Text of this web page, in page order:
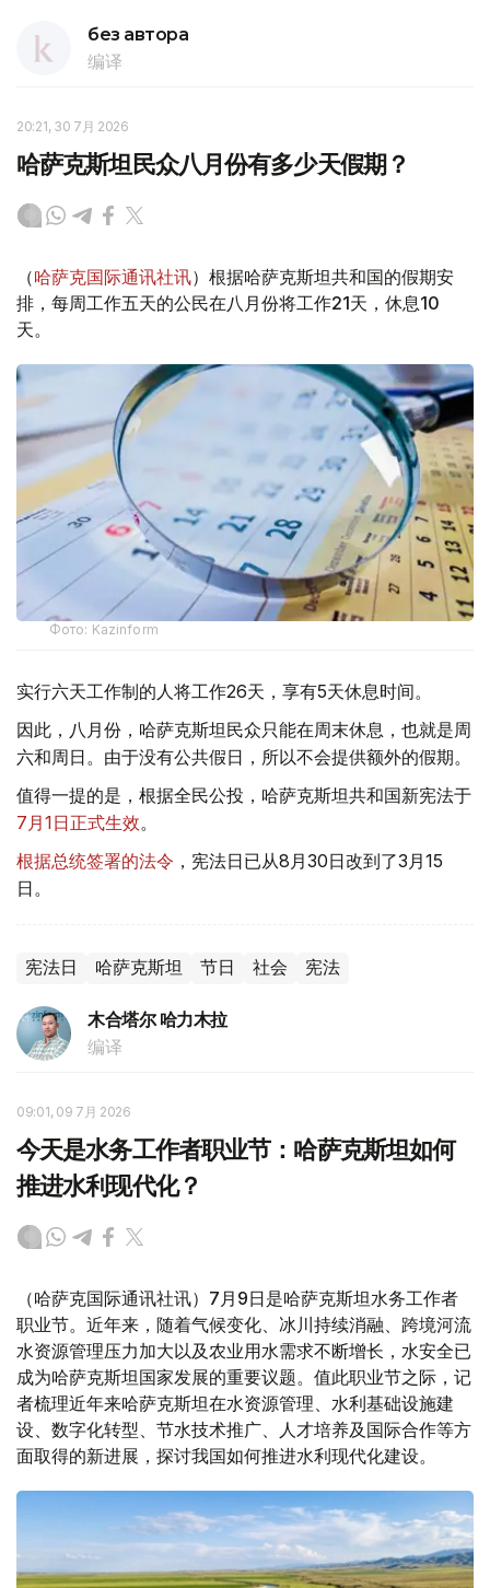
без автора
编译
20:21, 30 7月 2026
哈萨克斯坦民众八月份有多少天假期？
（哈萨克国际通讯社讯）根据哈萨克斯坦共和国的假期安
排，每周工作五天的公民在八月份将工作21天，休息10
天。
Фото: Kazinform
实行六天工作制的人将工作26天，享有5天休息时间。
因此，八月份，哈萨克斯坦民众只能在周末休息，也就是周
六和周日。由于没有公共假日，所以不会提供额外的假期。
值得一提的是，根据全民公投，哈萨克斯坦共和国新宪法于
7月1日正式生效。
根据总统签署的法令 ，宪法日已从8月30日改到了3月15
日。
宪法日 哈萨克斯坦 节日 社会 宪法
木合塔尔 哈力木拉
编译
09:01, 09 7月 2026
今天是水务工作者职业节：哈萨克斯坦如何
推进水利现代化？
（哈萨克国际通讯社讯）7月9日是哈萨克斯坦水务工作者
职业节。近年来，随着气候变化、冰川持续消融、跨境河流
水资源管理压力加大以及农业用水需求不断增长，水安全已
成为哈萨克斯坦国家发展的重要议题。值此职业节之际，记
者梳理近年来哈萨克斯坦在水资源管理、水利基础设施建
设、数字化转型、节水技术推广、人才培养及国际合作等方
面取得的新进展，探讨我国如何推进水利现代化建设。